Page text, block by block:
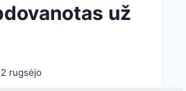
už
rugsėjo